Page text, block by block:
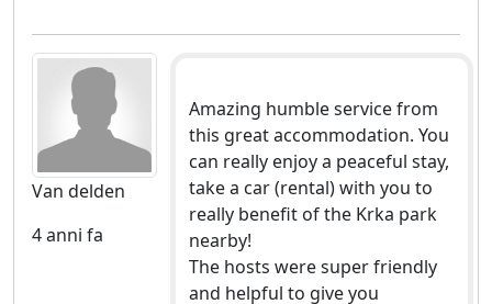
Van delden
4 anni fa
Amazing humble service from
this great accommodation. You
can really enjoy a peaceful stay,
take a car (rental) with you to
really benefit of the Krka park
nearby!
The hosts were super friendly
and helpful to give you